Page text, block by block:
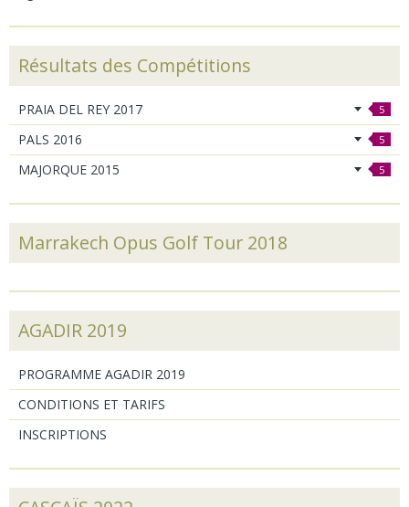
Résultats des Compétitions
PRAIA DEL REY 2017 5
PALS 2016 5
MAJORQUE 2015 5
Marrakech Opus Golf Tour 2018
AGADIR 2019
PROGRAMME AGADIR 2019
CONDITIONS ET TARIFS
INSCRIPTIONS